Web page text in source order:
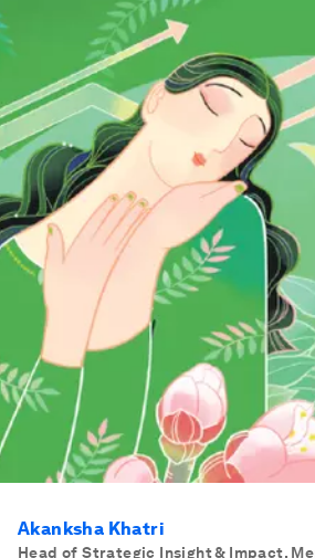
Akanksha Khatri
Head of Strategic Insight & Impact,